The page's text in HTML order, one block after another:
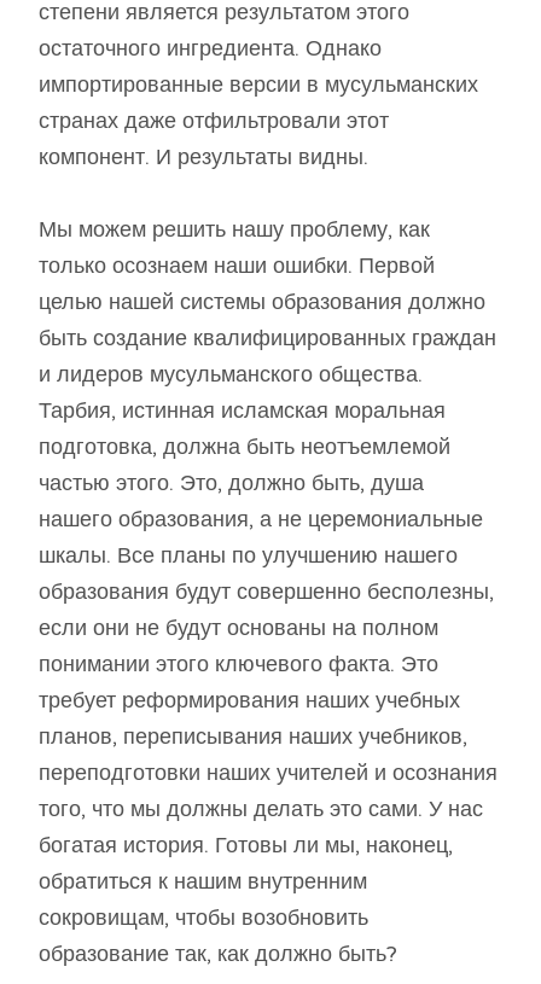
степени является результатом этого
остаточного ингредиента. Однако
импортированные версии в мусульманских
странах даже отфильтровали этот
компонент. И результаты видны.
Мы можем решить нашу проблему, как
только осознаем наши ошибки. Первой
целью нашей системы образования должно
быть создание квалифицированных граждан
и лидеров мусульманского общества.
Тарбия, истинная исламская моральная
подготовка, должна быть неотъемлемой
частью этого. Это, должно быть, душа
нашего образования, а не церемониальные
шкалы. Все планы по улучшению нашего
образования будут совершенно бесполезны,
если они не будут основаны на полном
понимании этого ключевого факта. Это
требует реформирования наших учебных
планов, переписывания наших учебников,
переподготовки наших учителей и осознания
того, что мы должны делать это сами. У нас
богатая история. Готовы ли мы, наконец,
обратиться к нашим внутренним
сокровищам, чтобы возобновить
образование так, как должно быть?